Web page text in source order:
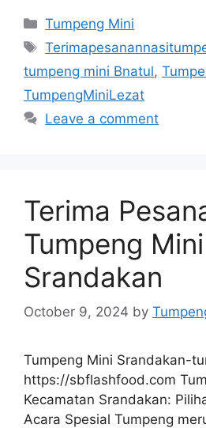
Categories
Tumpeng Mini
Tags
tumpeng mini Bnatul,
TumpengMiniLezat
Leave a comment
Terima
Tumpeng Mini
Srandakan
October 9, 2024 by
Tumpeng Mini Srandakan-
https://sbflashfood.com
Kecamatan Srandakan:
Acara Spesial Tumpeng